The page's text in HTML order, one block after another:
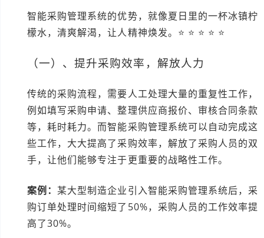
智能采购管理系统的优势，就像夏日里的一杯冰镇柠
檬水，清爽解渴，让人精神焕发。⭐ ⭐ ⭐ ⭐ ⭐
（一）、提升采购效率，解放人力
传统的采购流程，需要人工处理大量的重复性工作，
例如填写采购申请、整理供应商报价、审核合同条款
等，耗时耗力。而智能采购管理系统可以自动完成这
些工作，大大提高了采购效率，解放了采购人员的双
手，让他们能够专注于更重要的战略性工作。
案例： 某大型制造企业引入智能采购管理系统后，采
购订单处理时间缩短了50%，采购人员的工作效率提
高了30%。